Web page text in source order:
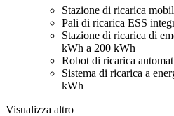
Stazione di ricarica
Pali di ricarica ESS
Stazione di ricarica di
kWh a 200 kWh
Robot di ricarica
Sistema di ricarica a
kWh
Visualizza altro